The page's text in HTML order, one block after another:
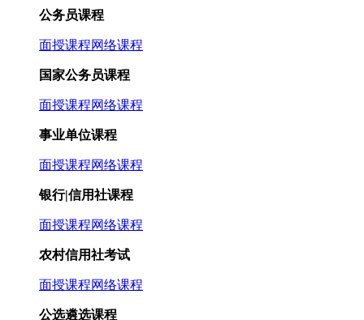
公务员课程
面授课程网络课程
国家公务员课程
面授课程网络课程
事业单位课程
面授课程网络课程
银行|信用社课程
面授课程网络课程
农村信用社考试
面授课程网络课程
公选遴选课程